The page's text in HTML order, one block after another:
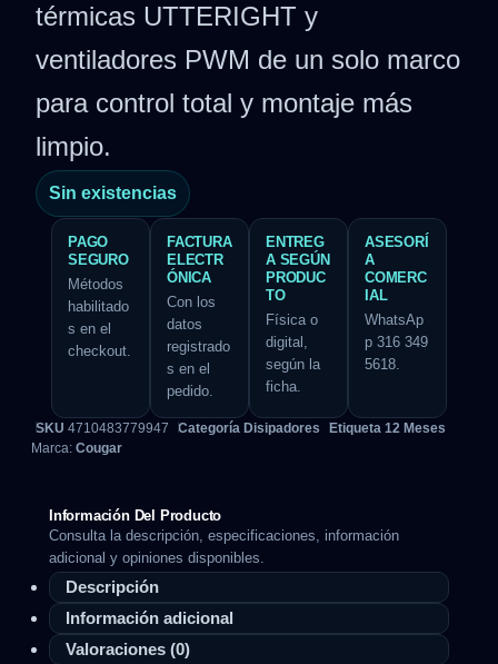
térmicas UTTERIGHT y
ventiladores PWM de un solo marco
para control total y montaje más
limpio.
Sin existencias
PAGO
SEGURO
Métodos
habilitado
s en el
checkout.
FACTURA
ELECTR
ÓNICA
Con los
datos
registrado
s en el
pedido.
ENTREG
A SEGÚN
PRODUC
TO
Física o
digital,
según la
ficha.
ASESORÍ
A
COMERC
IAL
WhatsAp
p 316 349
5618.
SKU 4710483779947 Categoría Disipadores Etiqueta 12 Meses
Marca: Cougar
Información Del Producto
Consulta la descripción, especificaciones, información
adicional y opiniones disponibles.
Descripción
Información adicional
Valoraciones (0)